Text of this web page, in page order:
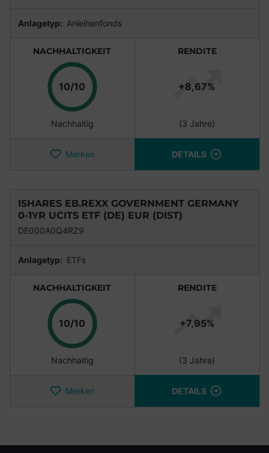
Anlagetyp: Anleihenfonds
NACHHALTIGKEIT
10/10 Punkte
Nachhaltig
RENDITE
+8,67%
(3 Jahre)
Merken DETAILS
ISHARES EB.REXX GOVERNMENT GERMANY
0-1YR UCITS ETF (DE) EUR (DIST)
DE000A0Q4RZ9
Anlagetyp: ETFs
NACHHALTIGKEIT
10/10 Punkte
Nachhaltig
RENDITE
+7,95%
(3 Jahre)
Merken DETAILS